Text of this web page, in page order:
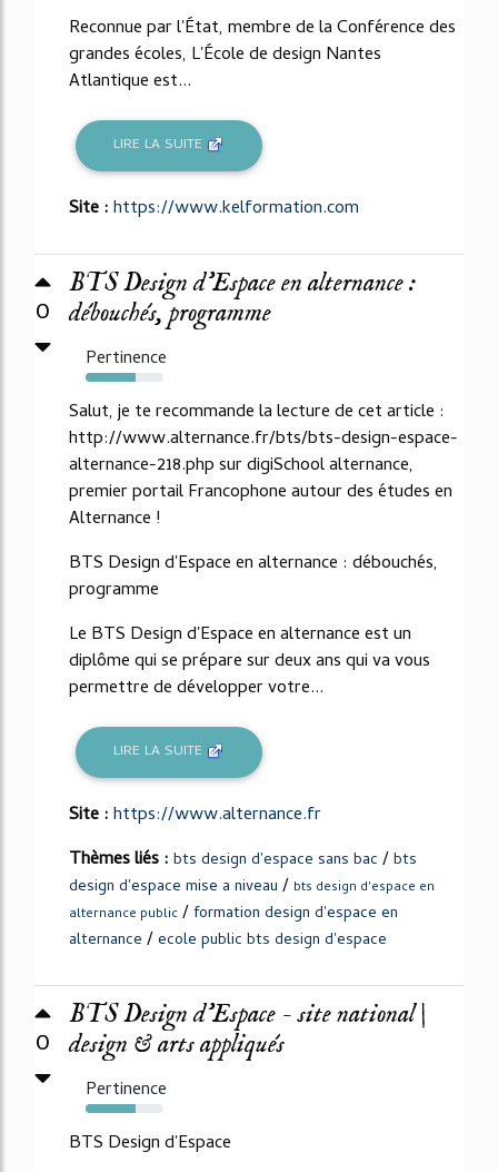
Reconnue par l'État, membre de la Conférence des
grandes écoles, L'École de design Nantes
Atlantique est...
LIRE LA SUITE
Site :https://www.kelformation.com
0
BTS Design d'Espace en alternance :
débouchés, programme
Pertinence
64%
Salut, je te recommande la lecture de cet article :
http://www.alternance.fr/bts/bts-design-espace-
alternance-218.php sur digiSchool alternance,
premier portail Francophone autour des études en
Alternance !
BTS Design d'Espace en alternance : débouchés,
programme
Le BTS Design d'Espace en alternance est un
diplôme qui se prépare sur deux ans qui va vous
permettre de développer votre...
LIRE LA SUITE
Site :https://www.alternance.fr
Thèmes liés : bts design d'espace sans bac /bts
design d'espace mise a niveau / bts design d'espace en
alternance public /formation design d'espace en
alternance /ecole public bts design d'espace
0
BTS Design d'Espace - site national |
design & arts appliqués
Pertinence
64%
BTS Design d'Espace